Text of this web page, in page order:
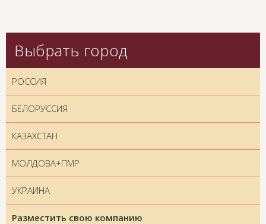
Выбрать город
РОССИЯ
БЕЛОРУССИЯ
КАЗАХСТАН
МОЛДОВА+ПМР
УКРАИНА
Разместить свою компанию